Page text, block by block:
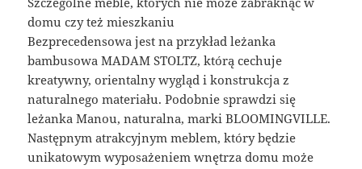
domu czy też mieszkaniu
Bezprecedensowa jest na przykład leżanka
bambusowa MADAM STOLTZ, którą cechuje
kreatywny, orientalny wygląd i konstrukcja z
naturalnego materiału. Podobnie sprawdzi się
leżanka Manou, naturalna, marki BLOOMINGVILLE.
Następnym atrakcyjnym meblem, który będzie
unikatowym wyposażeniem wnętrza domu może